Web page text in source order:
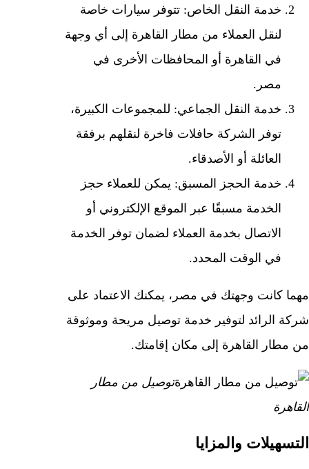
خدمة النقل الخاص: تتوفر سيارات خاصة
لنقل العملاء من مطار القاهرة إلى أي وجهة
في القاهرة أو المحافظات الأخرى في
مصر.
خدمة النقل الجماعي: للمجموعات الكبيرة،
توفر الشركة حافلات فاخرة لنقلهم برفقة
العائلة أو الأصدقاء.
خدمة الحجز المسبق: يمكن للعملاء حجز
الخدمة مسبقًا عبر الموقع الإلكتروني أو
الاتصال بخدمة العملاء لضمان توفر الخدمة
في الوقت المحدد.
مهما كانت وجهتك في مصر، يمكنك الاعتماد على
شركة الرائد لتوفير خدمة توصيل مريحة وموثوقة
من مطار القاهرة إلى مكان إقامتك.
توصيل من مطار
القاهرة
التسهيلات والمزايا